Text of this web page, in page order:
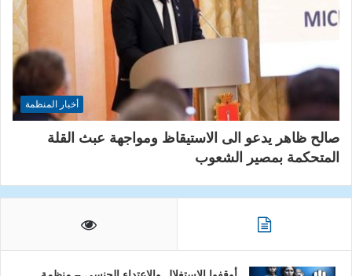
أخبار المنظمة
صالح ظاهر يدعو الى الاستيقاظ ومواجهة عبث القلة
المتحكمة بمصير الشعوب